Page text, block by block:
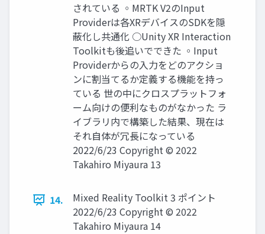
されている ◦MRTK V2のInput
Providerは各XRデバイスのSDKを隠
蔽化し共通化 ○Unity XR Interaction
Toolkitも後追いでできた ◦Input
Providerからの入力をどのアクショ
ンに割当てるか定義する機能を持っ
ている 世の中にクロスプラットフォ
ーム向けの便利なものがなかった ラ
イブラリ内で構築した結果、現在は
それ自体が冗長になっている
2022/6/23 Copyright © 2022
Takahiro Miyaura 13
14.
Mixed Reality Toolkit 3 ポイント
2022/6/23 Copyright © 2022
Takahiro Miyaura 14